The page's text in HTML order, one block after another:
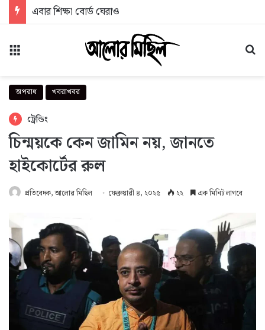
এবার শিক্ষা বোর্ড ঘেরাও
অপরাধ খবরাখবর
ট্রেন্ডিং
চিন্ময়কে কেন জামিন নয়, জানতে
হাইকোর্টের রুল
প্রতিবেদক, আলোর মিছিল ফেব্রুয়ারী ৪, ২০২৫ ২২ এক মিনিট লাগবে